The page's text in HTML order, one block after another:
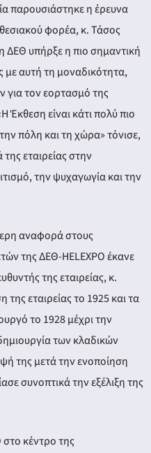
παρουσιάστηκε η έρευνα
φορέα, κ. Τάσος
υπήρξε η πιο σημαντική
με αυτή τη μοναδικότητα,
για τον εορτασμό της
είναι κάτι πολύ πιο
πόλη και τη χώρα» τόνισε,
εταιρείας στην
την ψυχαγωγία και την
αναφορά στους
της ΔΕΘ-HELEXPO έκανε
της εταιρείας, κ.
εταιρείας το 1925 και τα
το 1928 μέχρι την
των κλαδικών
της μετά την ενοποίηση
συνοπτικά την εξέλιξη της
κέντρο της